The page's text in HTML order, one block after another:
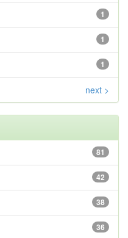
1
1
1
next >
81
42
38
36